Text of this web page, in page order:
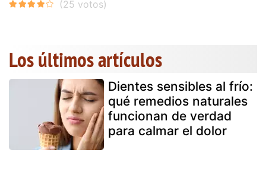
Los últimos artículos
Dientes sensibles al frío:
qué remedios naturales
funcionan de verdad
para calmar el dolor